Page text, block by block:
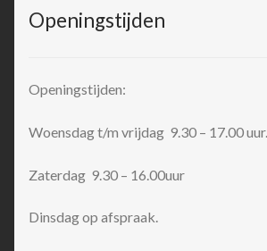
Openingstijden
Openingstijden:
Woensdag t/m vrijdag 9.30 – 17.00 uur.
Zaterdag 9.30 – 16.00uur
Dinsdag op afspraak.